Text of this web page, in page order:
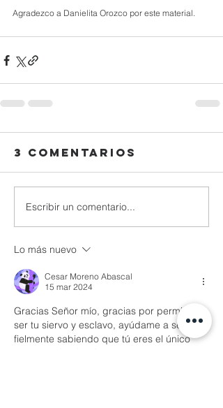
Agradezco a Danielita Orozco por este material.
3 comentarios
Escribir un comentario...
Lo más nuevo
Cesar Moreno Abascal
15 mar 2024
Gracias Señor mío, gracias por permitirme
ser tu siervo y esclavo, ayúdame a servirte
fielmente sabiendo que tú eres el único